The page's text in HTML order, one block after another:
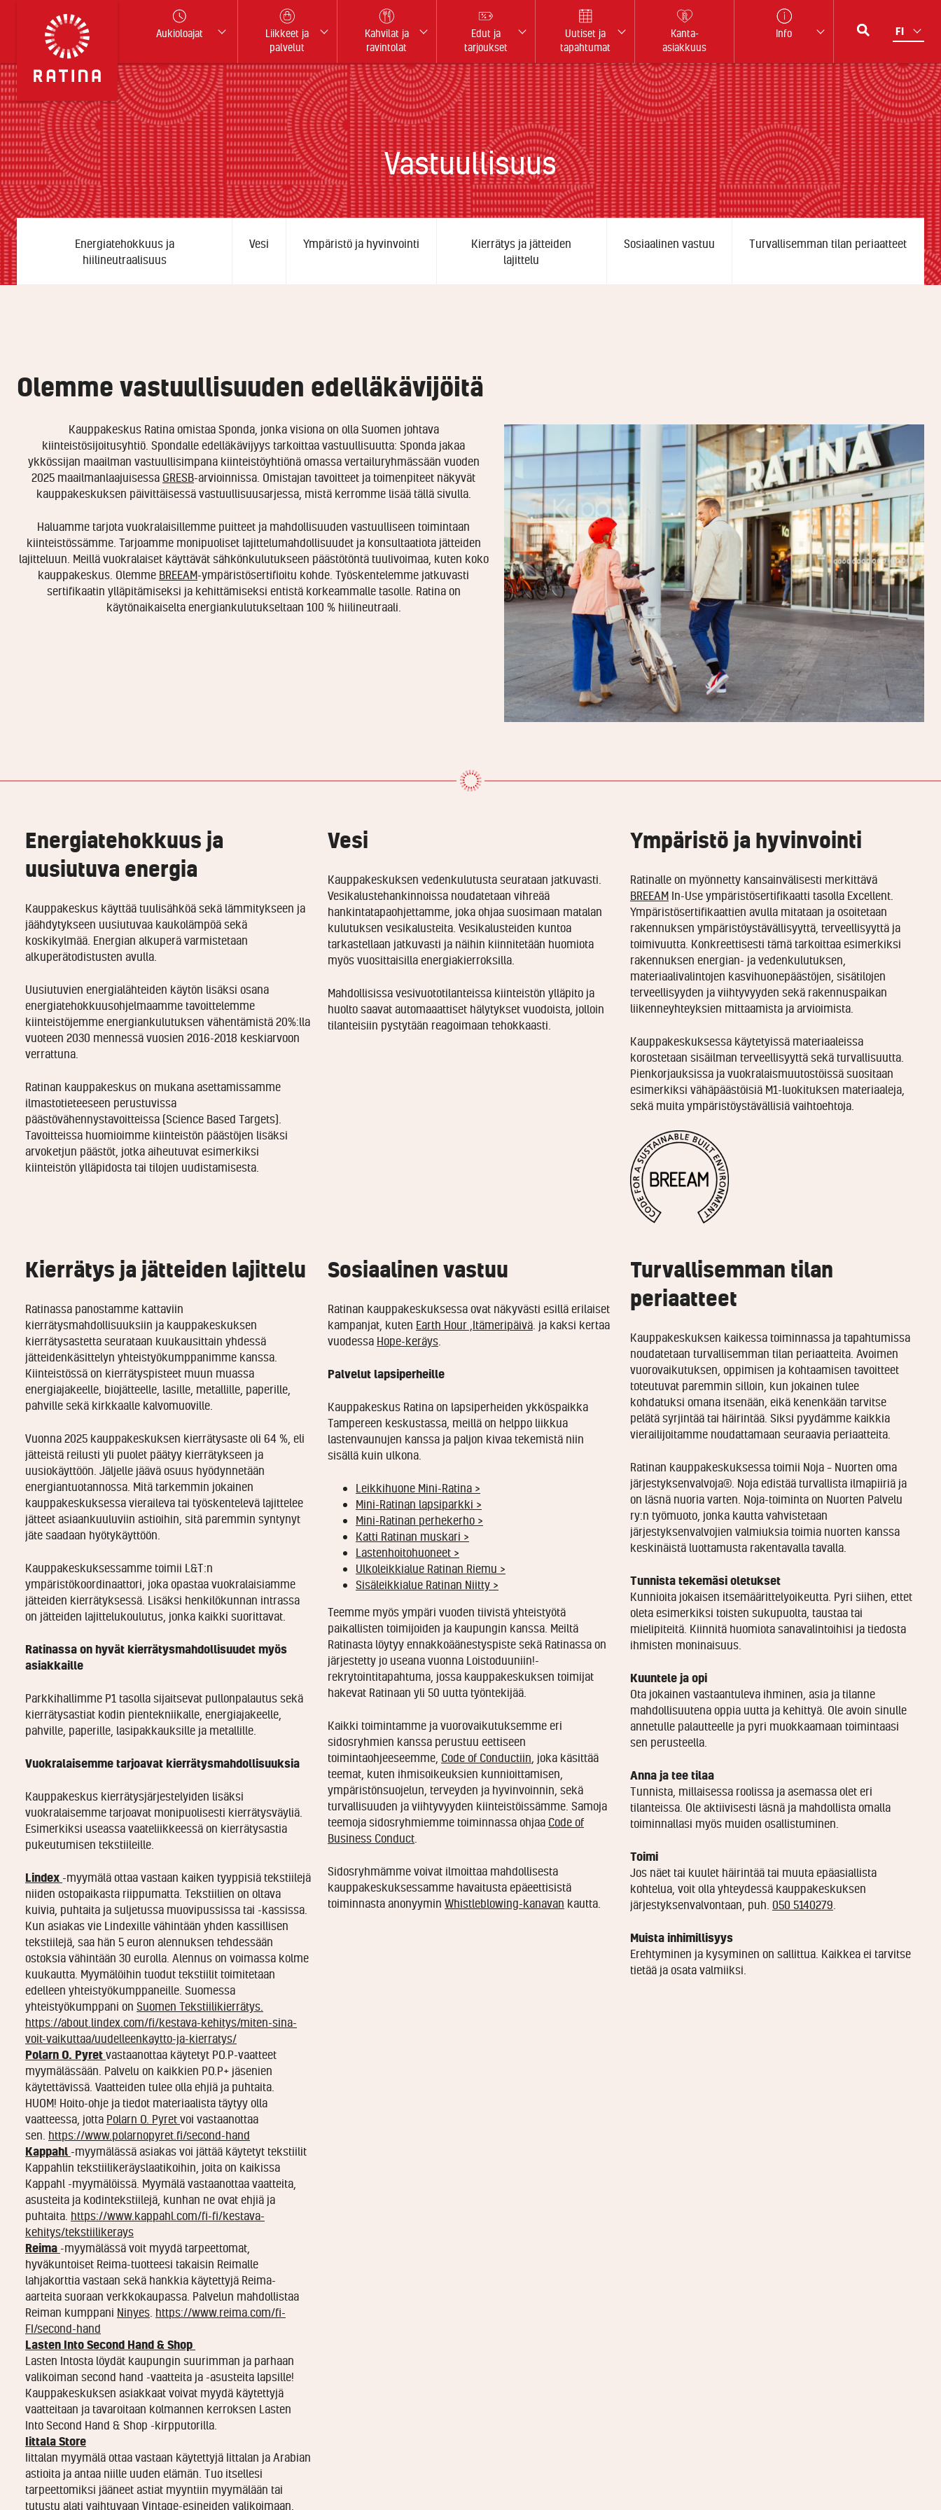
Aukioloajat
Liikkeet ja
palvelut
Kahvilat ja
ravintolat
Edut ja
tarjoukset
Uutiset ja
tapahtumat
Kanta-
asiakkuus
Info
Vastuullisuus
Energiatehokkuus ja
hiilineutraalisuus
Vesi Ympäristö ja hyvinvointi
Kierrätys ja jätteiden
lajittelu
Sosiaalinen vastuu Turvallisemman tilan periaatteet
Olemme vastuullisuuden edelläkävijöitä
Kauppakeskus Ratina omistaa Sponda, jonka visiona on olla Suomen johtava
kiinteistösijoitusyhtiö. Spondalle edelläkävijyys tarkoittaa vastuullisuutta: Sponda jakaa
ykkössijan maailman vastuullisimpana kiinteistöyhtiönä omassa vertailuryhmässään vuoden
2025 maailmanlaajuisessa GRESB-arvioinnissa. Omistajan tavoitteet ja toimenpiteet näkyvät
kauppakeskuksen päivittäisessä vastuullisuusarjessa, mistä kerromme lisää tällä sivulla.
Haluamme tarjota vuokralaisillemme puitteet ja mahdollisuuden vastuulliseen toimintaan
kiinteistössämme. Tarjoamme monipuoliset lajittelumahdollisuudet ja konsultaatiota jätteiden
lajitteluun. Meillä vuokralaiset käyttävät sähkönkulutukseen päästötöntä tuulivoimaa, kuten koko
kauppakeskus. Olemme BREEAM-ympäristösertifioitu kohde. Työskentelemme jatkuvasti
sertifikaatin ylläpitämiseksi ja kehittämiseksi entistä korkeammalle tasolle. Ratina on
käytönaikaiselta energiankulutukseltaan 100 % hiilineutraali.
Energiatehokkuus ja
uusiutuva energia
Kauppakeskus käyttää tuulisähköä sekä lämmitykseen ja
jäähdytykseen uusiutuvaa kaukolämpöä sekä
koskikylmää. Energian alkuperä varmistetaan
alkuperätodistusten avulla.
Uusiutuvien energialähteiden käytön lisäksi osana
energiatehokkuusohjelmaamme tavoittelemme
kiinteistöjemme energiankulutuksen vähentämistä 20%:lla
vuoteen 2030 mennessä vuosien 2016-2018 keskiarvoon
verrattuna.
Ratinan kauppakeskus on mukana asettamissamme
ilmastotieteeseen perustuvissa
päästövähennystavoitteissa (Science Based Targets).
Tavoitteissa huomioimme kiinteistön päästöjen lisäksi
arvoketjun päästöt, jotka aiheutuvat esimerkiksi
kiinteistön ylläpidosta tai tilojen uudistamisesta.
Vesi
Kauppakeskuksen vedenkulutusta seurataan jatkuvasti.
Vesikalustehankinnoissa noudatetaan vihreää
hankintatapaohjettamme, joka ohjaa suosimaan matalan
kulutuksen vesikalusteita. Vesikalusteiden kuntoa
tarkastellaan jatkuvasti ja näihin kiinnitetään huomiota
myös vuosittaisilla energiakierroksilla.
Mahdollisissa vesivuototilanteissa kiinteistön ylläpito ja
huolto saavat automaaattiset hälytykset vuodoista, jolloin
tilanteisiin pystytään reagoimaan tehokkaasti.
Ympäristö ja hyvinvointi
Ratinalle on myönnetty kansainvälisesti merkittävä
BREEAMIn-Use ympäristösertifikaatti tasolla Excellent.
Ympäristösertifikaattien avulla mitataan ja osoitetaan
rakennuksen ympäristöystävällisyyttä, terveellisyyttä ja
toimivuutta. Konkreettisesti tämä tarkoittaa esimerkiksi
rakennuksen energian- ja vedenkulutuksen,
materiaalivalintojen kasvihuonepäästöjen, sisätilojen
terveellisyyden ja viihtyvyyden sekä rakennuspaikan
liikenneyhteyksien mittaamista ja arvioimista.
Kauppakeskuksessa käytetyissä materiaaleissa
korostetaan sisäilman terveellisyyttä sekä turvallisuutta.
Pienkorjauksissa ja vuokralaismuutostöissä suositaan
esimerkiksi vähäpäästöisiä M1-luokituksen materiaaleja,
sekä muita ympäristöystävällisiä vaihtoehtoja.
Kierrätys ja jätteiden lajittelu
Ratinassa panostamme kattaviin
kierrätysmahdollisuuksiin ja kauppakeskuksen
kierrätysastetta seurataan kuukausittain yhdessä
jätteidenkäsittelyn yhteistyökumppanimme kanssa.
Kiinteistössä on kierrätyspisteet muun muassa
energiajakeelle, biojätteelle, lasille, metallille, paperille,
pahville sekä kirkkaalle kalvomuoville.
Vuonna 2025 kauppakeskuksen kierrätysaste oli 64 %, eli
jätteistä reilusti yli puolet päätyy kierrätykseen ja
uusiokäyttöön. Jäljelle jäävä osuus hyödynnetään
energiantuotannossa. Mitä tarkemmin jokainen
kauppakeskuksessa vieraileva tai työskentelevä lajittelee
jätteet asiaankuuluviin astioihin, sitä paremmin syntynyt
jäte saadaan hyötykäyttöön.
Kauppakeskuksessamme toimii L&T:n
ympäristökoordinaattori, joka opastaa vuokralaisiamme
jätteiden kierrätyksessä. Lisäksi henkilökunnan intrassa
on jätteiden lajittelukoulutus, jonka kaikki suorittavat.
Ratinassa on hyvät kierrätysmahdollisuudet myös
asiakkaille
Parkkihallimme P1 tasolla sijaitsevat pullonpalautus sekä
kierrätysastiat kodin pientekniikalle, energiajakeelle,
pahville, paperille, lasipakkauksille ja metallille.
Vuokralaisemme tarjoavat kierrätysmahdollisuuksia
Kauppakeskus kierrätysjärjestelyiden lisäksi
vuokralaisemme tarjoavat monipuolisesti kierrätysväyliä.
Esimerkiksi useassa vaateliikkeessä on kierrätysastia
pukeutumisen tekstiileille.
Lindex -myymälä ottaa vastaan kaiken tyyppisiä tekstiilejä
niiden ostopaikasta riippumatta. Tekstiilien on oltava
kuivia, puhtaita ja suljetussa muovipussissa tai -kassissa.
Kun asiakas vie Lindexille vähintään yhden kassillisen
tekstiilejä, saa hän 5 euron alennuksen tehdessään
ostoksia vähintään 30 eurolla. Alennus on voimassa kolme
kuukautta. Myymälöihin tuodut tekstiilit toimitetaan
edelleen yhteistyökumppaneille. Suomessa
yhteistyökumppani on Suomen Tekstiilikierrätys.
https://about.lindex.com/fi/kestava-kehitys/miten-sina-
voit-vaikuttaa/uudelleenkaytto-ja-kierratys/
Polarn O. Pyretvastaanottaa käytetyt PO.P-vaatteet
myymälässään. Palvelu on kaikkien PO.P+ jäsenien
käytettävissä. Vaatteiden tulee olla ehjiä ja puhtaita.
HUOM! Hoito-ohje ja tiedot materiaalista täytyy olla
vaatteessa, jotta Polarn O. Pyretvoi vastaanottaa
sen. https://www.polarnopyret.fi/second-hand
Kappahl -myymälässä asiakas voi jättää käytetyt tekstiilit
Kappahlin tekstiilikeräyslaatikoihin, joita on kaikissa
Kappahl -myymälöissä. Myymälä vastaanottaa vaatteita,
asusteita ja kodintekstiilejä, kunhan ne ovat ehjiä ja
puhtaita. https://www.kappahl.com/fi-fi/kestava-
kehitys/tekstiilikerays
Reima -myymälässä voit myydä tarpeettomat,
hyväkuntoiset Reima-tuotteesi takaisin Reimalle
lahjakorttia vastaan sekä hankkia käytettyjä Reima-
aarteita suoraan verkkokaupassa. Palvelun mahdollistaa
Reiman kumppani Ninyes https://www.reima.com/fi-
FI/second-hand
Lasten Into Second Hand & Shop
Lasten Intosta löydät kaupungin suurimman ja parhaan
valikoiman second hand -vaatteita ja -asusteita lapsille!
Kauppakeskuksen asiakkaat voivat myydä käytettyjä
vaatteitaan ja tavaroitaan kolmannen kerroksen Lasten
Into Second Hand & Shop -kirpputorilla.
Iittala Store
Iittalan myymälä ottaa vastaan käytettyjä Iittalan ja Arabian
astioita ja antaa niille uuden elämän. Tuo itsellesi
tarpeettomiksi jääneet astiat myyntiin myymälään tai
tutustu alati vaihtuvaan Vintage-esineiden valikoimaan.
Sosiaalinen vastuu
Ratinan kauppakeskuksessa ovat näkyvästi esillä erilaiset
kampanjat, kuten Earth Hour , Itämeripäivä. ja kaksi kertaa
vuodessa Hope-keräys.
Palvelut lapsiperheille
Kauppakeskus Ratina on lapsiperheiden ykköspaikka
Tampereen keskustassa, meillä on helppo liikkua
lastenvaunujen kanssa ja paljon kivaa tekemistä niin
sisällä kuin ulkona.
Leikkihuone Mini-Ratina >
Mini-Ratinan lapsiparkki >
Mini-Ratinan perhekerho >
Katti Ratinan muskari >
Lastenhoitohuoneet >
Ulkoleikkialue Ratinan Riemu >
Sisäleikkialue Ratinan Niitty >
Teemme myös ympäri vuoden tiivistä yhteistyötä
paikallisten toimijoiden ja kaupungin kanssa. Meiltä
Ratinasta löytyy ennakkoäänestyspiste sekä Ratinassa on
järjestetty jo useana vuonna Loistoduuniin!-
rekrytointitapahtuma, jossa kauppakeskuksen toimijat
hakevat Ratinaan yli 50 uutta työntekijää.
Kaikki toimintamme ja vuorovaikutuksemme eri
sidosryhmien kanssa perustuu eettiseen
toimintaohjeeseemme, Code of Conductiin , joka käsittää
teemat, kuten ihmisoikeuksien kunnioittamisen,
ympäristönsuojelun, terveyden ja hyvinvoinnin, sekä
turvallisuuden ja viihtyvyyden kiinteistöissämme. Samoja
teemoja sidosryhmiemme toiminnassa ohjaa Code of
Business Conduct.
Sidosryhmämme voivat ilmoittaa mahdollisesta
kauppakeskuksessamme havaitusta epäeettisistä
toiminnasta anonyymin Whistleblowing-kanavan kautta.
Turvallisemman tilan
periaatteet
Kauppakeskuksen kaikessa toiminnassa ja tapahtumissa
noudatetaan turvallisemman tilan periaatteita. Avoimen
vuorovaikutuksen, oppimisen ja kohtaamisen tavoitteet
toteutuvat paremmin silloin, kun jokainen tulee
kohdatuksi omana itsenään, eikä kenenkään tarvitse
pelätä syrjintää tai häirintää. Siksi pyydämme kaikkia
vierailijoitamme noudattamaan seuraavia periaatteita.
Ratinan kauppakeskuksessa toimii Noja – Nuorten oma
järjestyksenvalvoja®. Noja edistää turvallista ilmapiiriä ja
on läsnä nuoria varten. Noja-toiminta on Nuorten Palvelu
ry:n työmuoto, jonka kautta vahvistetaan
järjestyksenvalvojien valmiuksia toimia nuorten kanssa
keskinäistä luottamusta rakentavalla tavalla.
Tunnista tekemäsi oletukset
Kunnioita jokaisen itsemäärittelyoikeutta. Pyri siihen, ettet
oleta esimerkiksi toisten sukupuolta, taustaa tai
mielipiteitä. Kiinnitä huomiota sanavalintoihisi ja tiedosta
ihmisten moninaisuus.
Kuuntele ja opi
Ota jokainen vastaantuleva ihminen, asia ja tilanne
mahdollisuutena oppia uutta ja kehittyä. Ole avoin sinulle
annetulle palautteelle ja pyri muokkaamaan toimintaasi
sen perusteella.
Anna ja tee tilaa
Tunnista, millaisessa roolissa ja asemassa olet eri
tilanteissa. Ole aktiivisesti läsnä ja mahdollista omalla
toiminnallasi myös muiden osallistuminen.
Toimi
Jos näet tai kuulet häirintää tai muuta epäasiallista
kohtelua, voit olla yhteydessä kauppakeskuksen
järjestyksenvalvontaan, puh. 050 5140279
Muista inhimillisyys
Erehtyminen ja kysyminen on sallittua. Kaikkea ei tarvitse
tietää ja osata valmiiksi.